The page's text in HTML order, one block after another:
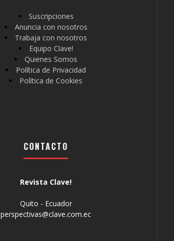
Suscripciones
Anuncia con nosotros
Trabaja con nosotros
Equipo Clave!
Quienes Somos
Política de Privacidad
Política de Cookies
CONTACTO
Revista Clave!
Quito - Ecuador
perspectivas@clave.com.ec